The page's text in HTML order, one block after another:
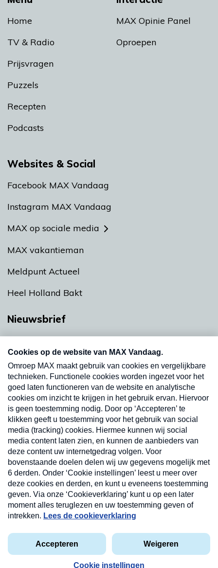
Home
TV & Radio
Prijsvragen
Puzzels
Recepten
Podcasts
MAX Opinie Panel
Oproepen
Websites & Social
Facebook MAX Vandaag
Instagram MAX Vandaag
MAX op sociale media
MAX vakantieman
Meldpunt Actueel
Heel Holland Bakt
Nieuwsbrief
nieuwsbrief. Elke vrijdag- en dinsdagochtend in
uw mailbox.
Verzend
Privacyverklaring
Cookieverklaring
Kwetsbaarheid melden
Copyright © 2026 MAX Vandaag - Omroep MAX
Nieuwsbrief
Neem hier een gratis abonnement op onze
nieuwsbrief. Elke vrijdag- en dinsdagochtend in uw